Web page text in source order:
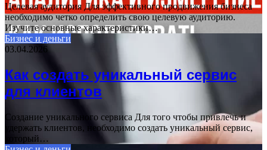
Целевая аудитория Для эффективного продвижения бизнеса
необходимо четко определить свою целевую аудиторию.
Изучите основные характеристики…
Бизнес и деньги
03.04.2026
Как создать уникальный сервис
для клиентов
Создание уникального сервиса Для того чтобы привлечь и
удержать клиентов, необходимо создать уникальный сервис,
который…